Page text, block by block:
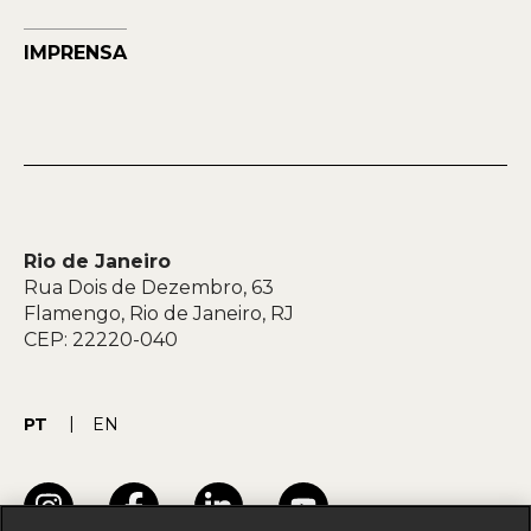
IMPRENSA
Rio de Janeiro
Rua Dois de Dezembro, 63
Flamengo, Rio de Janeiro, RJ
CEP: 22220-040
PT EN